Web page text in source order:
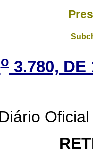
o3.780, DE